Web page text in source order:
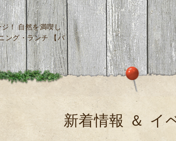
！ 自然を満喫し
ング・ランチ 【バ
新着情報 ＆ イ